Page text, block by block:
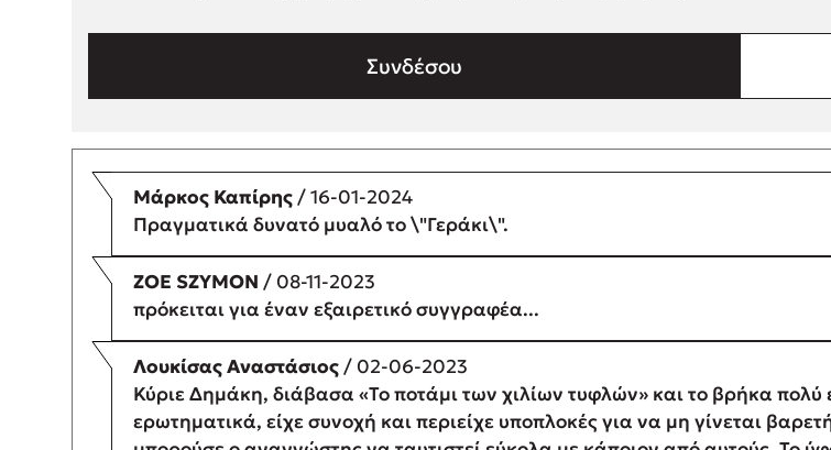
Συνδέσου
Μάρκος Καπίρης/ 16-01-2024
Πραγματικά δυνατό μυαλό το \"Γεράκι\".
ZOE SZYMON / 08-11-2023
πρόκειται για έναν εξαιρετικό συγγραφέα...
Λουκίσας Αναστάσιος/ 02-06-2023
Κύριε Δημάκη, διάβασα «Το ποτάμι των χιλίων τυφλών» και το βρήκα
ερωτηματικά, είχε συνοχή και περιείχε υποπλοκές για να μη γίνεται